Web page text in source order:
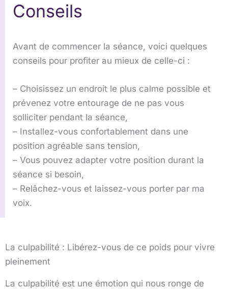
Conseils
Avant de commencer la séance, voici quelques
conseils pour profiter au mieux de celle-ci :
– Choisissez un endroit le plus calme possible et
prévenez votre entourage de ne pas vous
solliciter pendant la séance,
– Installez-vous confortablement dans une
position agréable sans tension,
– Vous pouvez adapter votre position durant la
séance si besoin,
– Relâchez-vous et laissez-vous porter par ma
voix.
La culpabilité : Libérez-vous de ce poids pour vivre
pleinement
La culpabilité est une émotion qui nous ronge de